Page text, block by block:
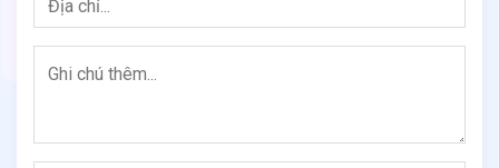
Bề mặt bê tông phải được trám phẳng. Bề mặt bê tông bị rổ, bong
của QUICSEAL.
chống thấm. Khu vực chân tường cũng phải được trám trét.